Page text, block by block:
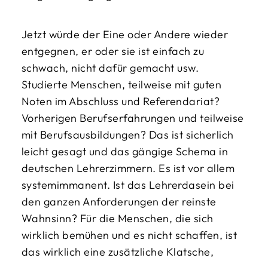
Jetzt würde der Eine oder Andere wieder
entgegnen, er oder sie ist einfach zu
schwach, nicht dafür gemacht usw.
Studierte Menschen, teilweise mit guten
Noten im Abschluss und Referendariat?
Vorherigen Berufserfahrungen und teilweise
mit Berufsausbildungen? Das ist sicherlich
leicht gesagt und das gängige Schema in
deutschen Lehrerzimmern. Es ist vor allem
systemimmanent. Ist das Lehrerdasein bei
den ganzen Anforderungen der reinste
Wahnsinn? Für die Menschen, die sich
wirklich bemühen und es nicht schaffen, ist
das wirklich eine zusätzliche Klatsche,